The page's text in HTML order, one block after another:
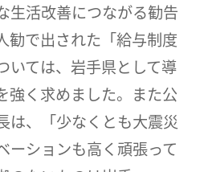
生活改善につながる勧告
勧で出された「給与制度
いては、岩手県として導
強く求めました。また公
は、「少なくとも大震災
ーションも高く頑張って